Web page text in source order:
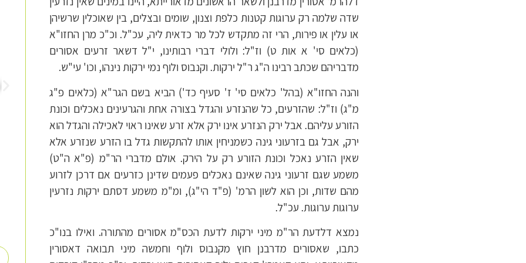
שדה שלמה רק ערוגות קטנות כלפת וצנון, שומים ובצלים, בין שאוכלין שרשיהן
או עלין או פירות, הרי זה מתקדש לכל מר כדאית ליה, עכ"ל. וכ"כ מרן החזו"א
(כלאים סי' א אות ט) וז"ל: ולולי דברי רבותינו, י"ל דשאר זרעים אסורים
מדבריהם שכתב רבינו ה"ג ר"ל ירקות. וקנבוס ולוף נמי ירקות נינהו, וכו' עי"ש.
והנה החזו"א (בהל' כלאים סי' ז' סעיף כד') הביא בשם הגר"א (כלאים פ"ג
מ"ג) וז"ל: שהזרעים, כל שהנזרע והגדל בצורה אחת והגרעינים נאכלים וכונת
הזורע עליהם. אבל ירק הנזרע אינו ירק אלא זרע שאינו ראוי לאכילה והגדל הוא
ירק, אבל גם בזרעוני גינה כשמניחין אותו להתקשות גדל בו הזרע שנזרע אלא
שאין הזרע נאכל וכונת הזורע רק על הירק. אולם מדברי הר"מ (פ"א ה"ט)
משמע שגם זרעוני גינה שאינם נאכלים פעמים שדינן כזרעים אם דרכן לזרוע
מהם שדות, וכן הוא לשון הרמ' (פ"ד הי"ג), ומ"מ משמע דסתם ירקות נזרעין
ערוגות ערוגות. עכ"ל.
נמצא דלדעת הר"מ מיני ירקות לדעת הכס"מ אסורים מהתורה. ואילו בנו"כ
כתבו, שאסורים מדרבנן חוץ מקנבוס ולוף וחמשה מיני תבואה דאסורין